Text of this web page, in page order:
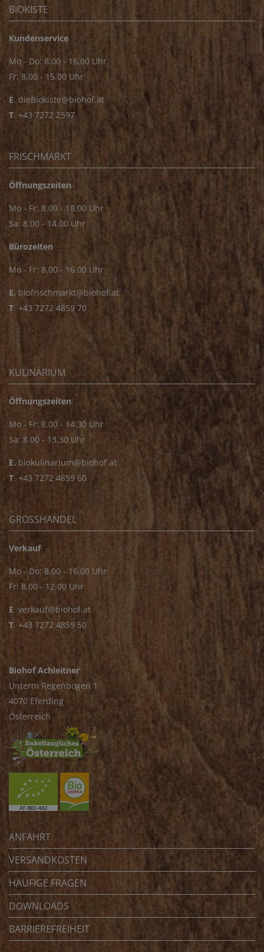
BIOKISTE
Kundenservice
Mo - Do: 8.00 - 16.00 Uhr
Fr: 8.00 - 15.00 Uhr
E. dieBiokiste@biohof.at
T. +43 7272 2597
FRISCHMARKT
Öffnungszeiten
Mo - Fr: 8.00 - 18.00 Uhr
Sa: 8.00 - 14.00 Uhr
Bürozeiten
Mo - Fr: 8.00 - 16.00 Uhr
E. biofrischmarkt@biohof.at
T. +43 7272 4859 70
KULINARIUM
Öffnungszeiten
Mo - Fr: 8.00 - 14.30 Uhr
Sa: 8.00 - 13.30 Uhr
E. biokulinarium@biohof.at
T. +43 7272 4859 60
GROSSHANDEL
Verkauf
Mo - Do: 8.00 - 16.00 Uhr
Fr: 8.00 - 12.00 Uhr
E. verkauf@biohof.at
T. +43 7272 4859 50
Biohof Achleitner
Unterm Regenbogen 1
4070 Eferding
Österreich
ANFAHRT
VERSANDKOSTEN
HÄUFIGE FRAGEN
DOWNLOADS
BARRIEREFREIHEIT